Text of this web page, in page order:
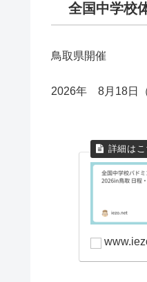
全国中学校
鳥取県開催
2026年 8月18日（